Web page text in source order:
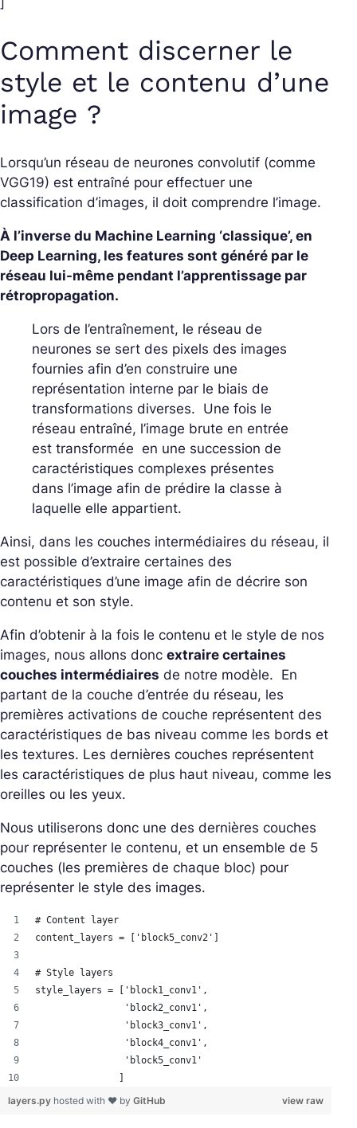
Comment discerner le
style et le contenu d’une
image ?
Lorsqu’un réseau de neurones convolutif (comme
VGG19) est entraîné pour effectuer une
classification d’images, il doit comprendre l’image.
À l’inverse du Machine Learning ‘classique’, en
Deep Learning, les features sont généré par le
réseau lui-même pendant l’apprentissage par
rétropropagation.
Lors de l’entraînement, le réseau de
neurones se sert des pixels des images
fournies afin d’en construire une
représentation interne par le biais de
transformations diverses. Une fois le
réseau entraîné, l’image brute en entrée
est transformée en une succession de
caractéristiques complexes présentes
dans l’image afin de prédire la classe à
laquelle elle appartient.
Ainsi, dans les couches intermédiaires du réseau, il
est possible d’extraire certaines des
caractéristiques d’une image afin de décrire son
contenu et son style.
Afin d’obtenir à la fois le contenu et le style de nos
images, nous allons donc extraire certaines
couches intermédiaires de notre modèle. En
partant de la couche d’entrée du réseau, les
premières activations de couche représentent des
caractéristiques de bas niveau comme les bords et
les textures. Les dernières couches représentent
les caractéristiques de plus haut niveau, comme les
oreilles ou les yeux.
Nous utiliserons donc une des dernières couches
pour représenter le contenu, et un ensemble de 5
couches (les premières de chaque bloc) pour
représenter le style des images.
# Content layer
content_layers = ['block5_conv2']
# Style layers
style_layers = ['block1_conv1',
                'block2_conv1',
                'block3_conv1',
                'block4_conv1',
                'block5_conv1'
view raw
layers.py hosted with ❤ by GitHub